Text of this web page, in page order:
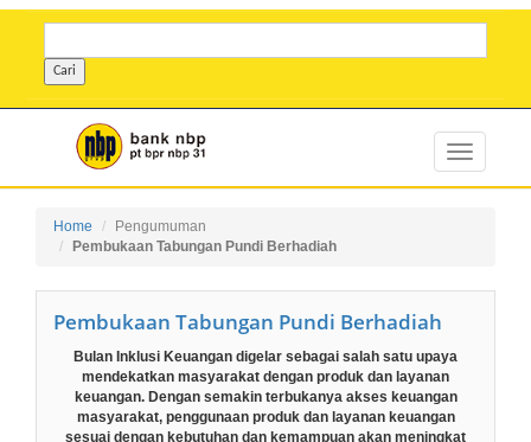
Home
Pengumuman
Pembukaan Tabungan Pundi Berhadiah
Pembukaan Tabungan Pundi Berhadiah
Bulan Inklusi Keuangan digelar sebagai salah satu upaya
mendekatkan masyarakat dengan produk dan layanan
keuangan. Dengan semakin terbukanya akses keuangan
masyarakat, penggunaan produk dan layanan keuangan
sesuai dengan kebutuhan dan kemampuan akan meningkat